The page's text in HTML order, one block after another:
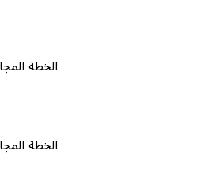
الخطة المجانية ٠
الخطة المجانية ٠